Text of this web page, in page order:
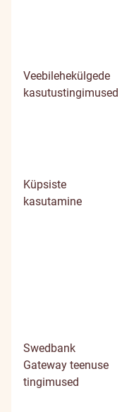
Veebilehekülgede
kasutustingimused
Küpsiste
kasutamine
Swedbank
Gateway teenuse
tingimused